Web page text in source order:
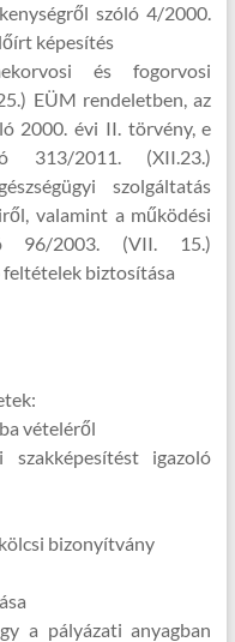
szóló 4/2000.
képesítés
és fogorvosi
EÜM rendeletben, az
2000. évi II. törvény, e
313/2011. (XII.23.)
szolgáltatás
valamint a működési
96/2003. (VII. 15.)
biztosítása
vételéről
igazoló
bizonyítvány
a pályázati anyagban